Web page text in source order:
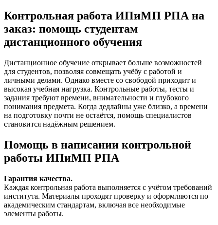
Контрольная работа ИПиМП РПА на
заказ: помощь студентам
дистанционного обучения
Дистанционное обучение открывает больше возможностей
для студентов, позволяя совмещать учёбу с работой и
личными делами. Однако вместе со свободой приходит и
высокая учебная нагрузка. Контрольные работы, тесты и
задания требуют времени, внимательности и глубокого
понимания предмета. Когда дедлайны уже близко, а времени
на подготовку почти не остаётся, помощь специалистов
становится надёжным решением.
Помощь в написании контрольной
работы ИПиМП РПА
Гарантия качества.
Каждая контрольная работа выполняется с учётом требований
института. Материалы проходят проверку и оформляются по
академическим стандартам, включая все необходимые
элементы работы.